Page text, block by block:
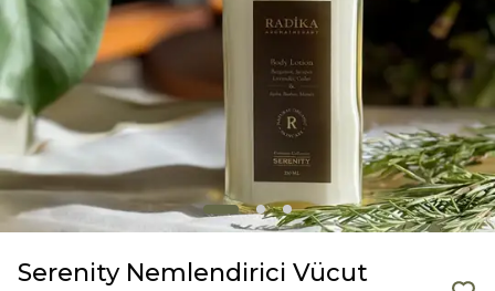
Serenity Nemlendirici Vücut